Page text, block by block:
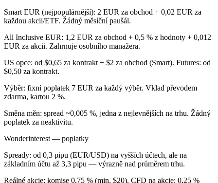
Smart EUR (nejpopulárnější): 2 EUR za obchod + 0,02 EUR za
každou akcii/ETF. Žádný měsíční paušál.
All Inclusive EUR: 1,2 EUR za obchod + 0,5 % z hodnoty + 0,012
EUR za akcii. Zahrnuje osobního manažera.
US opce: od $0,65 za kontrakt + $2 za obchod (Smart). Futures: od
$0,50 za kontrakt.
Výběr: fixní poplatek 7 EUR za každý výběr. Vklad převodem
zdarma, kartou 2 %.
Směna měn: spread ~0,005 %, jedna z nejlevnějších na trhu. Žádný
poplatek za neaktivitu.
Wonderinterest — poplatky
Spready: od 0,3 pipu (EUR/USD) na vyšších účtech, ale na
základním účtu až 3,3 pipu — výrazně nad průměrem trhu.
Reálné akcie: komise 0,75 % (min. $20). CFD na akcie: 0,25 %